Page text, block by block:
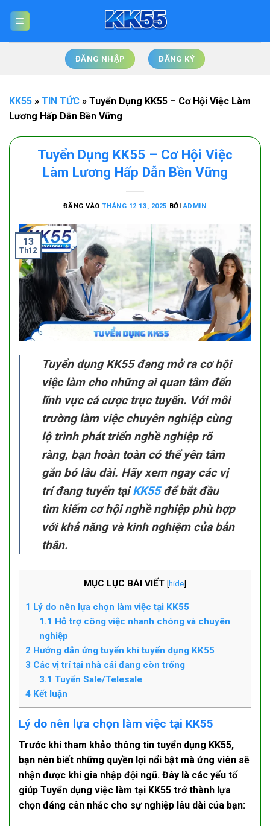
ĐĂNG NHẬP ĐĂNG KÝ
KK55 » TIN TỨC » Tuyển Dụng KK55 – Cơ Hội Việc Làm
Lương Hấp Dẫn Bền Vững
Tuyển Dụng KK55 – Cơ Hội Việc
Làm Lương Hấp Dẫn Bền Vững
ĐĂNG VÀOTHÁNG 12 13, 2025 BỞIADMIN
13
Th12
Tuyển dụng KK55đang mở ra cơ hội
việc làm cho những ai quan tâm đến
lĩnh vực cá cược trực tuyến. Với môi
trường làm việc chuyên nghiệp cùng
lộ trình phát triển nghề nghiệp rõ
ràng, bạn hoàn toàn có thể yên tâm
gắn bó lâu dài. Hãy xem ngay các vị
trí đang tuyển tạiKK55 để bắt đầu
tìm kiếm cơ hội nghề nghiệp phù hợp
với khả năng và kinh nghiệm của bản
thân.
MỤC LỤC BÀI VIẾT [hide]
1 Lý do nên lựa chọn làm việc tại KK55
1.1 Hỗ trợ công việc nhanh chóng và chuyên
nghiệp
2 Hướng dẫn ứng tuyển khi tuyển dụng KK55
3 Các vị trí tại nhà cái đang còn trống
3.1 Tuyển Sale/Telesale
4 Kết luận
Lý do nên lựa chọn làm việc tại KK55
Trước khi tham khảo thông tin tuyển dụng KK55,
bạn nên biết những quyền lợi nổi bật mà ứng viên sẽ
nhận được khi gia nhập đội ngũ. Đây là các yếu tố
giúp Tuyển dụng việc làm tại KK55 trở thành lựa
chọn đáng cân nhắc cho sự nghiệp lâu dài của bạn: